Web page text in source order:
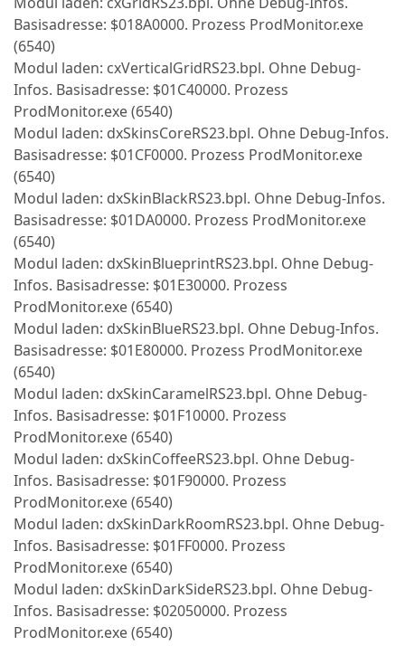
Basisadresse: $018A0000. Prozess ProdMonitor.exe
(6540)
Modul laden: cxVerticalGridRS23.bpl. Ohne Debug-
Infos. Basisadresse: $01C40000. Prozess
ProdMonitor.exe (6540)
Modul laden: dxSkinsCoreRS23.bpl. Ohne Debug-Infos.
Basisadresse: $01CF0000. Prozess ProdMonitor.exe
(6540)
Modul laden: dxSkinBlackRS23.bpl. Ohne Debug-Infos.
Basisadresse: $01DA0000. Prozess ProdMonitor.exe
(6540)
Modul laden: dxSkinBlueprintRS23.bpl. Ohne Debug-
Infos. Basisadresse: $01E30000. Prozess
ProdMonitor.exe (6540)
Modul laden: dxSkinBlueRS23.bpl. Ohne Debug-Infos.
Basisadresse: $01E80000. Prozess ProdMonitor.exe
(6540)
Modul laden: dxSkinCaramelRS23.bpl. Ohne Debug-
Infos. Basisadresse: $01F10000. Prozess
ProdMonitor.exe (6540)
Modul laden: dxSkinCoffeeRS23.bpl. Ohne Debug-
Infos. Basisadresse: $01F90000. Prozess
ProdMonitor.exe (6540)
Modul laden: dxSkinDarkRoomRS23.bpl. Ohne Debug-
Infos. Basisadresse: $01FF0000. Prozess
ProdMonitor.exe (6540)
Modul laden: dxSkinDarkSideRS23.bpl. Ohne Debug-
Infos. Basisadresse: $02050000. Prozess
ProdMonitor.exe (6540)